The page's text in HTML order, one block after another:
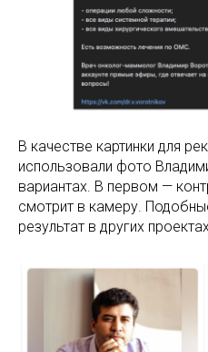
В качестве картинки для
использовали фото
вариантах. В первом —
смотрит в камеру.
результат в других проектах.